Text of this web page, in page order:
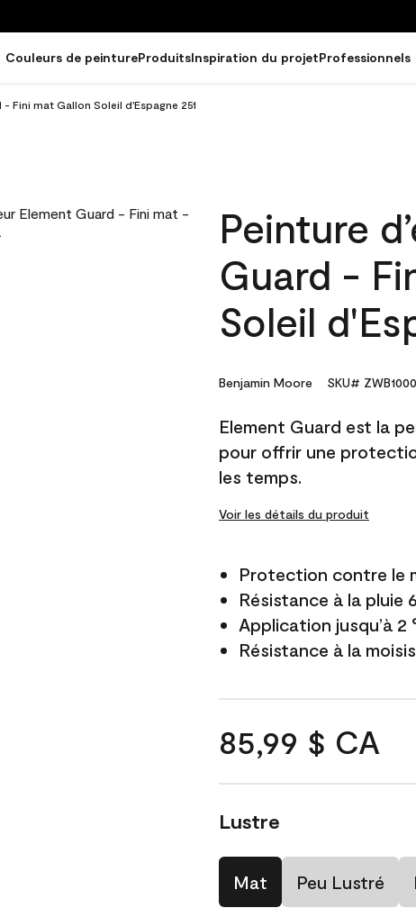
Couleurs de peintureProduitsInspiration du projetProfessionnels
Fini mat Gallon Soleil d'Espagne 251
Peinture
Guard -
Soleil
Benjamin Moore SKU#
Element Guard est la
pour offrir une
les temps.
Voir les détails du produit
Protection contre le
Résistance à la pluie
Application jusqu’à 2
Résistance à la
85,99 $ CA
Lustre
Mat Peu Lustré